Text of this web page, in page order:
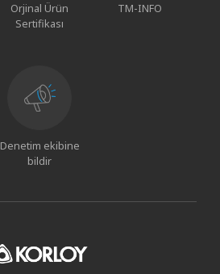
Orjinal Ürün
Sertifikası
TM-INFO
Denetim ekibine
bildir